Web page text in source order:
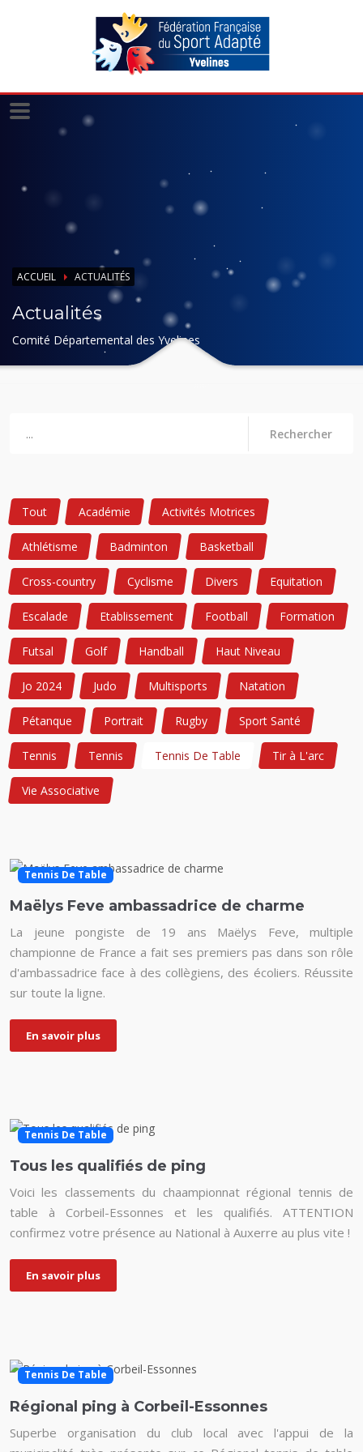
ACCUEIL ACTUALITÉS
Actualités
Comité Départemental des Yvelines
Rechercher
Tout Académie Activités Motrices
Athlétisme Badminton Basketball
Cross-country Cyclisme Divers Equitation
Escalade Etablissement Football Formation
Futsal Golf Handball Haut Niveau
Jo 2024 Judo Multisports Natation
Pétanque Portrait Rugby Sport Santé
Tennis Tennis Tennis De Table Tir à L'arc
Vie Associative
Tennis De Table
Maëlys Feve ambassadrice de charme
La jeune pongiste de 19 ans Maëlys Feve, multiple
championne de France a fait ses premiers pas dans son rôle
d'ambassadrice face à des collègiens, des écoliers. Réussite
sur toute la ligne.
En savoir plus
Tennis De Table
Tous les qualifiés de ping
Voici les classements du chaampionnat régional tennis de
table à Corbeil-Essonnes et les qualifiés. ATTENTION
confirmez votre présence au National à Auxerre au plus vite !
En savoir plus
Tennis De Table
Régional ping à Corbeil-Essonnes
Superbe organisation du club local avec l'appui de la
Panneau de gestion des cookies